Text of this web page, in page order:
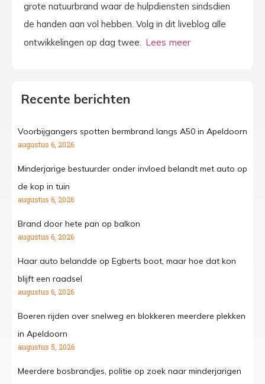
grote natuurbrand waar de hulpdiensten sindsdien
de handen aan vol hebben. Volg in dit liveblog alle
ontwikkelingen op dag twee.
Recente berichten
Voorbijgangers spotten bermbrand langs A50 in Apeldoorn
augustus 6, 2026
Minderjarige bestuurder onder invloed belandt met auto op
de kop in tuin
augustus 6, 2026
Brand door hete pan op balkon
augustus 6, 2026
Haar auto belandde op Egberts boot, maar hoe dat kon
blijft een raadsel
augustus 6, 2026
Boeren rijden over snelweg en blokkeren meerdere plekken
in Apeldoorn
augustus 5, 2026
Meerdere bosbrandjes, politie op zoek naar minderjarigen